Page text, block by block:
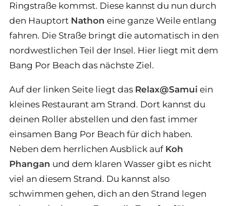
Ringstraße kommst. Diese kannst du nun durch
den Hauptort Nathon eine ganze Weile entlang
fahren. Die Straße bringt die automatisch in den
nordwestlichen Teil der Insel. Hier liegt mit dem
Bang Por Beach das nächste Ziel.
Auf der linken Seite liegt das Relax@Samui ein
kleines Restaurant am Strand. Dort kannst du
deinen Roller abstellen und den fast immer
einsamen Bang Por Beach für dich haben.
Neben dem herrlichen Ausblick auf Koh
Phangan und dem klaren Wasser gibt es nicht
viel an diesem Strand. Du kannst also
schwimmen gehen, dich an den Strand legen